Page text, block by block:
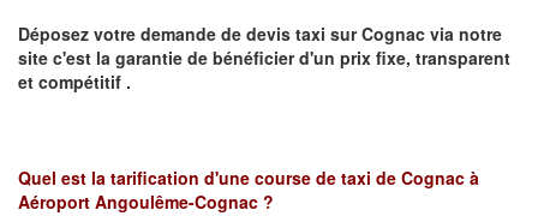
Déposez votre demande de devis taxi surCognac via notre
site c'est la garantie de bénéficier d'un prix fixe, transparent
et compétitif .
Quel est la tarification d'une course de taxi de Cognac à
Aéroport Angoulême-Cognac ?